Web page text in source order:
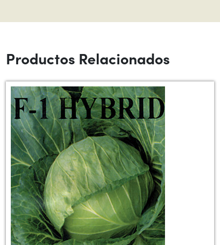
Productos Relacionados